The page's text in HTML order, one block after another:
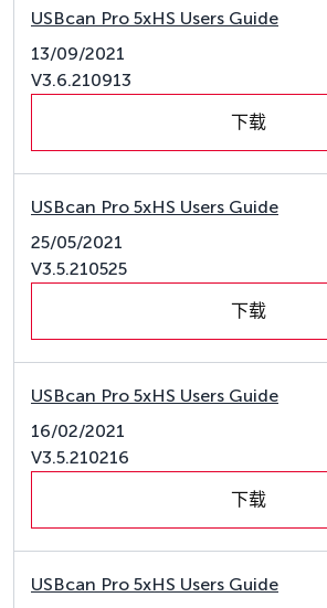
USBcan Pro 5xHS Users Guide
13/09/2021
V3.6.210913
下载
USBcan Pro 5xHS Users Guide
25/05/2021
V3.5.210525
下载
USBcan Pro 5xHS Users Guide
16/02/2021
V3.5.210216
下载
USBcan Pro 5xHS Users Guide